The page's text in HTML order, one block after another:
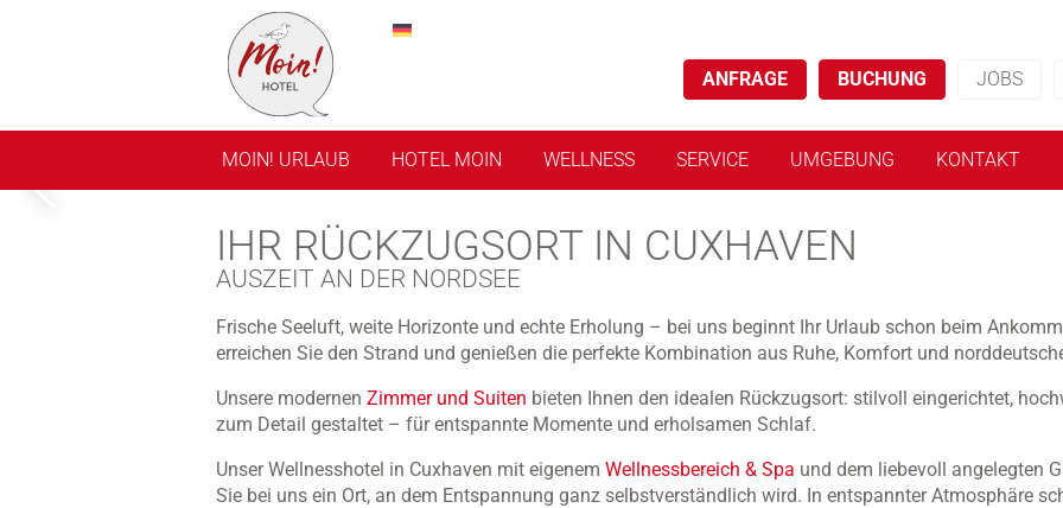
JOBS
BUCHUNG
ANFRAGE
MOIN! URLAUB HOTEL MOIN WELLNESS SERVICE UMGEBUNG KONTAKT
IHR RÜCKZUGSORT IN CUXHAVEN
AUSZEIT AN DER NORDSEE
Frische Seeluft, weite Horizonte und echte Erholung – bei uns beginnt Ihr Urlaub schon beim
erreichen Sie den Strand und genießen die perfekte Kombination aus Ruhe, Komfort und
Unsere modernen Zimmer und Suiten bieten Ihnen den idealen Rückzugsort: stilvoll eingerichtet,
zum Detail gestaltet – für entspannte Momente und erholsamen Schlaf.
Unser Wellnesshotel in Cuxhaven mit eigenem Wellnessbereich & Spa und dem liebevoll angelegten
Sie bei uns ein Ort, an dem Entspannung ganz selbstverständlich wird. In entspannter Atmosphäre